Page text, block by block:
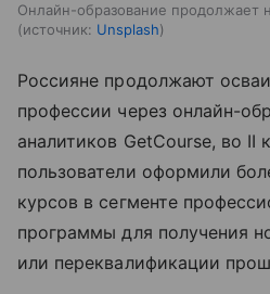
Онлайн-образование продолжает
источник: Unsplash
Россияне продолжают
профессии через онлайн-
аналитиков GetCourse, во II
пользователи оформили
курсов в сегменте
программы для получения
или переквалификации